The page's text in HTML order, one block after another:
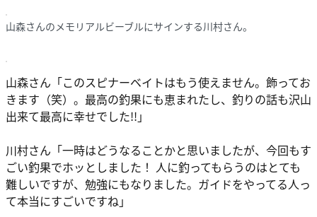
山森さんのメモリアルビーブルにサインする川村さん。
山森さん「このスピナーベイトはもう使えません。飾ってお
きます（笑）。最高の釣果にも恵まれたし、釣りの話も沢山
出来て最高に幸せでした!!」
川村さん「一時はどうなることかと思いましたが、今回もす
ごい釣果でホッとしました！ 人に釣ってもらうのはとても
難しいですが、勉強にもなりました。ガイドをやってる人っ
て本当にすごいですね」